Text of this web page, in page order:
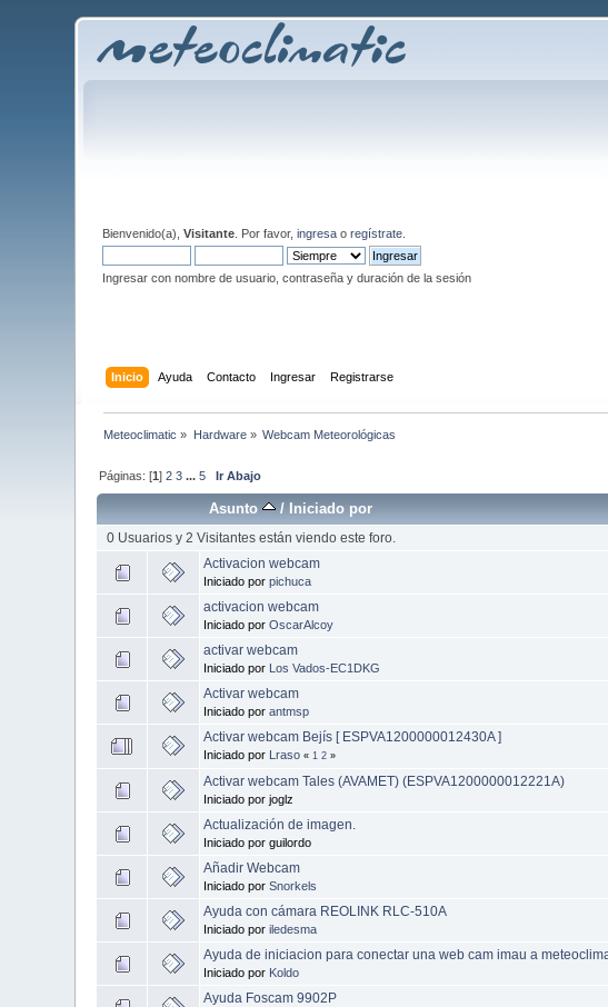
Bienvenido(a),Visitante . Por favor,ingresa oregístrate
Ingresar con nombre de usuario, contraseña y duración de la sesión
Inicio Ayuda Contacto Ingresar Registrarse
Meteoclimatic » Hardware» Webcam Meteorológicas
Páginas: [1]2 3 ...5 Ir Abajo
Asunto /Iniciado por
0 Usuarios y 2 Visitantes están viendo este foro.
Activacion webcam
Iniciado porpichuca
activacion webcam
Iniciado porOscarAlcoy
activar webcam
Iniciado por Los Vados-EC1DKG
Activar webcam
Iniciado porantmsp
Activar webcam Bejís [ ESPVA1200000012430A ]
Iniciado por Lraso « 1 2 »
Activar webcam Tales (AVAMET) (ESPVA1200000012221A)
Iniciado por joglz
Actualización de imagen.
Iniciado por guilordo
Añadir Webcam
Iniciado porSnorkels
Ayuda con cámara REOLINK RLC-510A
Iniciado poriledesma
Ayuda de iniciacion para conectar una web cam imau a
Iniciado por Koldo
Ayuda Foscam 9902P